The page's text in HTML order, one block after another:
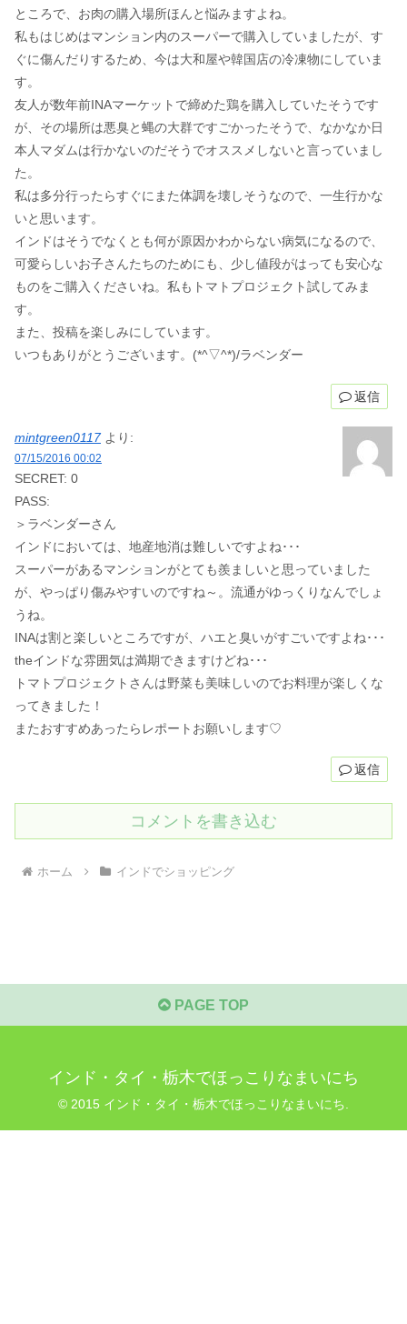
ところで、お肉の購入場所ほんと悩みますよね。
私もはじめはマンション内のスーパーで購入していましたが、す
ぐに傷んだりするため、今は大和屋や韓国店の冷凍物にしていま
す。
友人が数年前INAマーケットで締めた鶏を購入していたそうです
が、その場所は悪臭と蝿の大群ですごかったそうで、なかなか日
本人マダムは行かないのだそうでオススメしないと言っていまし
た。
私は多分行ったらすぐにまた体調を壊しそうなので、一生行かな
いと思います。
インドはそうでなくとも何が原因かわからない病気になるので、
可愛らしいお子さんたちのためにも、少し値段がはっても安心な
ものをご購入くださいね。私もトマトプロジェクト試してみま
す。
また、投稿を楽しみにしています。
いつもありがとうございます。(*^▽^*)/ラベンダー
返信
mintgreen0117 より:
07/15/2016 00:02
SECRET: 0
PASS:
＞ラベンダーさん
インドにおいては、地産地消は難しいですよね･･･
スーパーがあるマンションがとても羨ましいと思っていました
が、やっぱり傷みやすいのですね～。流通がゆっくりなんでしょ
うね。
INAは割と楽しいところですが、ハエと臭いがすごいですよね･･･
theインドな雰囲気は満期できますけどね･･･
トマトプロジェクトさんは野菜も美味しいのでお料理が楽しくな
ってきました！
またおすすめあったらレポートお願いします♡
返信
コメントを書き込む
ホーム インドでショッピング
PAGE TOP
インド・タイ・栃木でほっこりなまいにち
© 2015 インド・タイ・栃木でほっこりなまいにち.